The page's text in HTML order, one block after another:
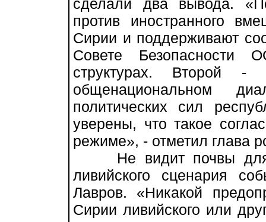
сделали два вывода.
против иностранного
Сирии и поддерживают
Совете Безопасности
структурах. Второй -
общенациональном
политических сил
уверены, что такое
режиме», - отметил глава
Не видит почвы для
ливийского сценария
Лавров. «Никакой
Сирии ливийского или